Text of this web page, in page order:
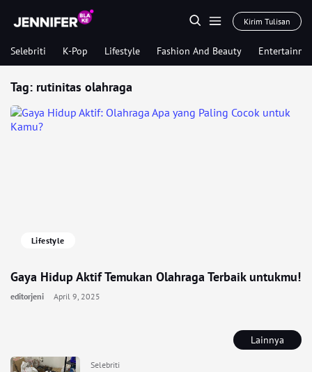
Kirim Tulisan
Selebriti K-Pop Lifestyle Fashion And Beauty
Lainnya
Selebriti
Tag: rutinitas olahraga
Lifestyle
Gaya Hidup Aktif Temukan Olahraga Terbaik untukmu!
editorjeni April 9, 2025